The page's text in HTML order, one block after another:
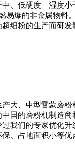
、低硬度，湿度小
易爆的非金属物料
细粉的生产而研发
大、中型雷蒙磨粉
国的磨粉机制造商
我们的专家优化升
保、占地面积小等